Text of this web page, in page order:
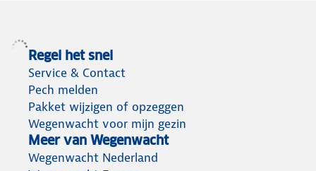
Regel het snel
Service & Contact
Pech melden
Pakket wijzigen of opzeggen
Wegenwacht voor mijn gezin
Meer van Wegenwacht
Wegenwacht Nederland